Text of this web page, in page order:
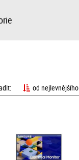
od nejlevnějšího